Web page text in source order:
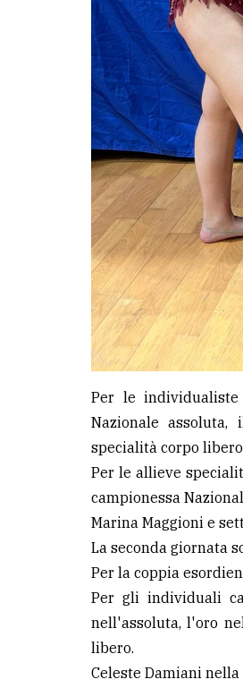
Per le
Nazionale
specialità corpo
Per le allieve
campionessa
Marina Maggioni e
La seconda giornata
Per la coppia
Per gli individuali
nell'assoluta, l'oro
libero.
Celeste Damiani